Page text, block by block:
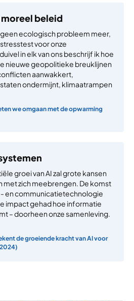
beleid
ecologisch probleem meer,
voor onze
in elk van ons beschrijf ik hoe
nieuwe geopolitieke breuklijnen
aanwakkert,
ondermijnt, klimaatrampen
we omgaan met de opwarming
groei van AI zal grote kansen
zich meebrengen. De komst
en communicatietechnologie
impact gehad hoe informatie
– doorheen onze samenleving.
de groeiende kracht van AI voor